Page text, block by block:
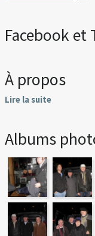
Facebook et
À propos
Lire la suite
Albums